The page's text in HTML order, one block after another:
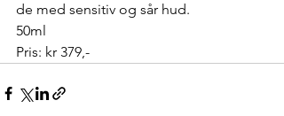
de med sensitiv og sår hud.
50ml
Pris: kr 379,-